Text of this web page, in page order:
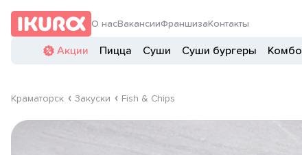
О насВакансииФраншиза Контакты
Акции Пицца Суши Суши бургеры Комбо
Краматорск Закуски Fish & Chips